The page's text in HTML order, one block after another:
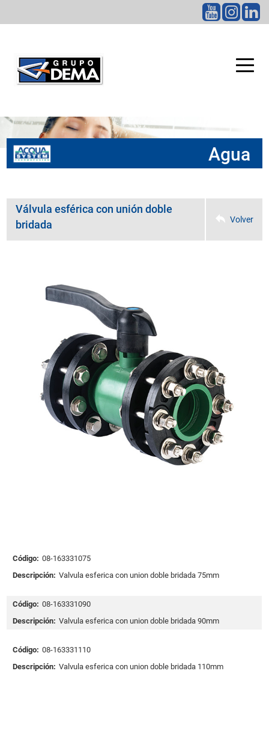
Agua
CATEGORÍAS
Volver
Válvula esférica con unión doble
bridada
Código: 08-163331075
Descripción: Valvula esferica con union doble bridada 75mm
Código: 08-163331090
Descripción: Valvula esferica con union doble bridada 90mm
Código: 08-163331110
Descripción: Valvula esferica con union doble bridada 110mm